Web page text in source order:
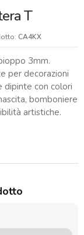
T
CA4KX
3mm.
per decorazioni
dipinte con colori
bomboniere
artistiche.